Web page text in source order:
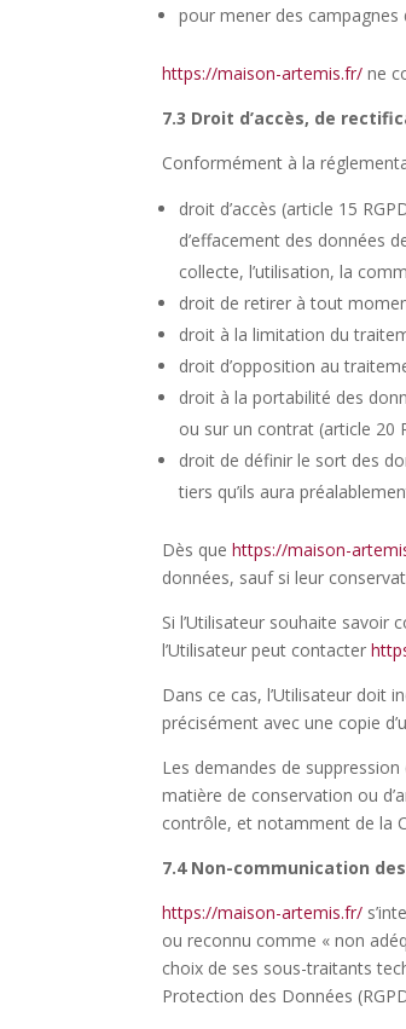
pour mener des
https://maison-artemis.fr/ ne
7.3 Droit d’accès, de
Conformément à la
droit d’accès (article 15
d’effacement des données
collecte, l’utilisation, la
droit de retirer à tout
droit à la limitation du
droit d’opposition au
droit à la portabilité des
ou sur un contrat (article 20
droit de définir le sort des
tiers qu’ils aura
Dès quehttps://maison-
données, sauf si leur
Si l’Utilisateur souhaite savoir
l’Utilisateur peut contacter
Dans ce cas, l’Utilisateur doit
précisément avec une copie
Les demandes de
matière de conservation ou
contrôle, et notamment de la
7.4 Non-communication
https://maison-artemis.fr/
ou reconnu comme « non
choix de ses sous-traitants
Protection des Données (